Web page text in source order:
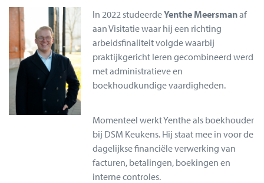
In 2022 studeerdeYenthe Meersmanaf
aan Visitatie waar hij een richting
arbeidsfinaliteit volgde waarbij
praktijkgericht leren gecombineerd werd
met administratieve en
boekhoudkundige vaardigheden.
Momenteel werkt Yenthe als boekhouder
bij DSM Keukens. Hij staat mee in voor de
dagelijkse financiële verwerking van
facturen, betalingen, boekingen en
interne controles.